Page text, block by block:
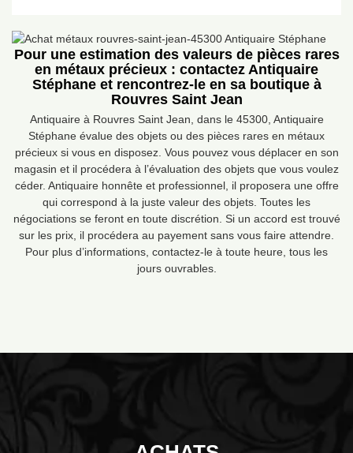
Pour une estimation des valeurs de pièces rares
en métaux précieux : contactez Antiquaire
Stéphane et rencontrez-le en sa boutique à
Rouvres Saint Jean
Antiquaire à Rouvres Saint Jean, dans le 45300, Antiquaire
Stéphane évalue des objets ou des pièces rares en métaux
précieux si vous en disposez. Vous pouvez vous déplacer en son
magasin et il procédera à l’évaluation des objets que vous voulez
céder. Antiquaire honnête et professionnel, il proposera une offre
qui correspond à la juste valeur des objets. Toutes les
négociations se feront en toute discrétion. Si un accord est trouvé
sur les prix, il procédera au payement sans vous faire attendre.
Pour plus d’informations, contactez-le à toute heure, tous les
jours ouvrables.